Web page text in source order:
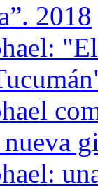
2018
nueva